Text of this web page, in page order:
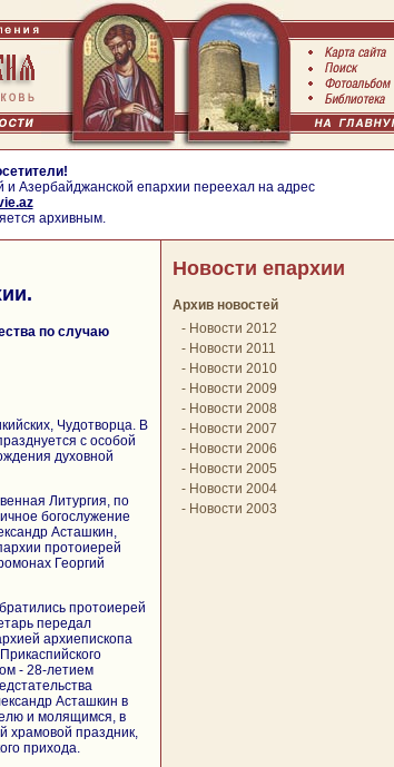
Азербайджанской епархии переехал на адрес
архивным.
по случаю
Чудотворца. В
с особой
духовной
Литургия, по
богослужение
Асташкин,
протоиерей
Георгий
протоиерей
передал
архиепископа
- 28-летием
Асташкин в
и молящимся, в
храмовой праздник,
прихода.
Новости епархии
Архив новостей
- Новости 2012
- Новости 2011
- Новости 2010
- Новости 2009
- Новости 2008
- Новости 2007
- Новости 2006
- Новости 2005
- Новости 2004
- Новости 2003